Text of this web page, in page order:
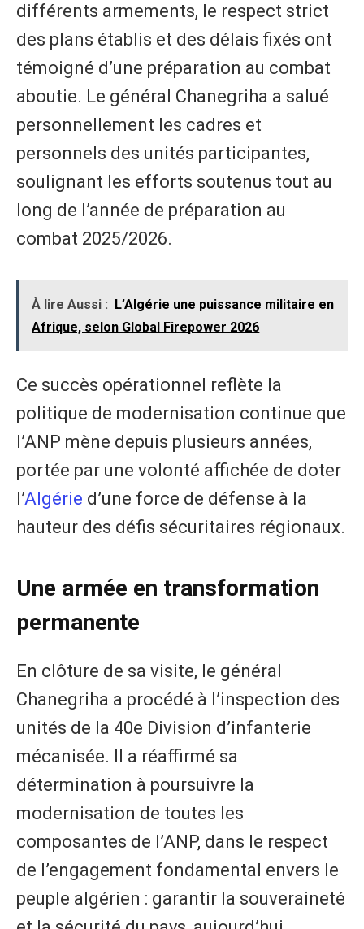
différents armements, le respect strict
des plans établis et des délais fixés ont
témoigné d’une préparation au combat
aboutie. Le général Chanegriha a salué
personnellement les cadres et
personnels des unités participantes,
soulignant les efforts soutenus tout au
long de l’année de préparation au
combat 2025/2026.
À lire Aussi : L’Algérie une puissance militaire en
Afrique, selon Global Firepower 2026
Ce succès opérationnel reflète la
politique de modernisation continue que
l’ANP mène depuis plusieurs années,
portée par une volonté affichée de doter
l’Algérie d’une force de défense à la
hauteur des défis sécuritaires régionaux.
Une armée en transformation
permanente
En clôture de sa visite, le général
Chanegriha a procédé à l’inspection des
unités de la 40e Division d’infanterie
mécanisée. Il a réaffirmé sa
détermination à poursuivre la
modernisation de toutes les
composantes de l’ANP, dans le respect
de l’engagement fondamental envers le
peuple algérien : garantir la souveraineté